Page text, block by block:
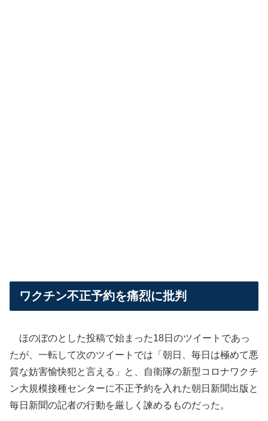
ワクチン不正予約を痛烈に批判
ほのぼのとした投稿で始まった18日のツイートであっ
たが、一転して次のツイートでは「朝日、毎日は極めて悪
質な妨害愉快犯と言える」と、自衛隊の新型コロナワクチ
ン大規模接種センターに不正予約を入れた朝日新聞出版と
毎日新聞の記者の行動を厳しく諫めるものだった。